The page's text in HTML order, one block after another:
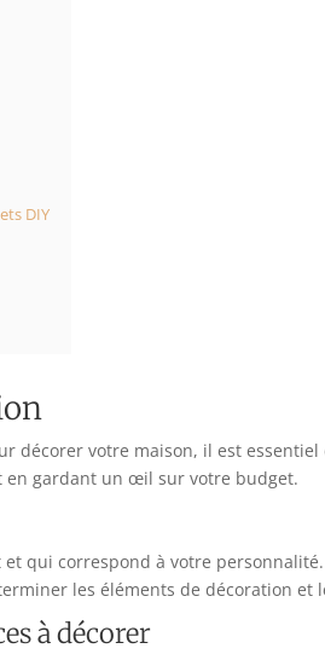
DIY
décorer votre maison, il est essentiel
en gardant un œil sur votre budget.
qui correspond à votre personnalité.
les éléments de décoration
à décorer